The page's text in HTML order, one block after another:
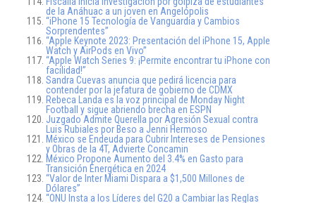
de la Anáhuac a un joven en Angelópolis
“iPhone 15 Tecnología de Vanguardia y Cambios
Sorprendentes”
“Apple Keynote 2023: Presentación del iPhone 15, Apple
Watch y AirPods en Vivo”
“Apple Watch Series 9: ¡Permite encontrar tu iPhone con
facilidad!”
Sandra Cuevas anuncia que pedirá licencia para
contender por la jefatura de gobierno de CDMX
Rebeca Landa es la voz principal de Monday Night
Football y sigue abriendo brecha en ESPN
Juzgado Admite Querella por Agresión Sexual contra
Luis Rubiales por Beso a Jenni Hermoso
México se Endeuda para Cubrir Intereses de Pensiones
y Obras de la 4T, Advierte Concamin
México Propone Aumento del 3.4% en Gasto para
Transición Energética en 2024
“Valor de Inter Miami Dispara a $1,500 Millones de
Dólares”
“ONU Insta a los Líderes del G20 a Cambiar las Reglas